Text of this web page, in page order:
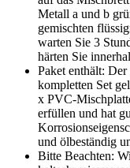
Metall a und b
gemischten
warten Sie 3
härten Sie
Paket enthält:
kompletten Set
x PVC-
erfüllen und hat
und ölbeständig
Bitte Beachten: